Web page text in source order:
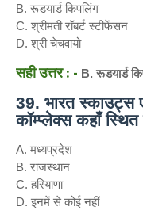
B. रूडयार्ड किपलिंग
C. श्रीमती रॉबर्ट स्टीफेंसन
D. श्री चेचवायो
सही उत्तर : - B. रूडयार्ड
39. भारत स्काउट्स
कॉम्प्लेक्स कहाँ
A. मध्यप्रदेश
B. राजस्थान
C. हरियाणा
D. इनमें से कोई नहीं